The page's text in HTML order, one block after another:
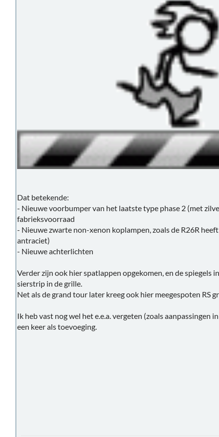
Dat betekende:
- Nieuwe voorbumper van het laatste type phase 2 (met
fabrieksvoorraad
- Nieuwe zwarte non-xenon koplampen, zoals de R26R
antraciet)
- Nieuwe achterlichten
Verder zijn ook hier spatlappen opgekomen, en de spiegels
sierstrip in de grille.
Net als de grand tour later kreeg ook hier meegespoten RS
Ik heb vast nog wel het e.e.a. vergeten (zoals aanpassingen
een keer als toevoeging.